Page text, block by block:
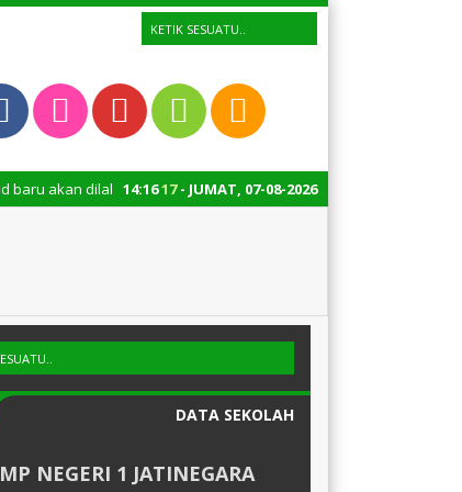
14:1618- JUMAT, 07-08-2026
dilaksanakan pada 13-17 Juli 2026. Untuk murid baru agarteru
DATA SEKOLAH
NEGERI 1 JATINEGARA